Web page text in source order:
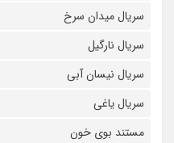
سریال میدان سرخ
سریال نارگیل
سریال نیسان آبی
سریال یاغی
مستند بوی خون